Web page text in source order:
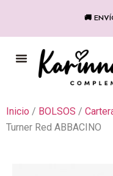
🚚
Inicio / BOLSOS /
Turner Red ABBACINO